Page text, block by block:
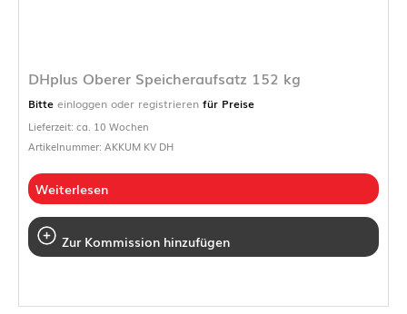
DHplus Oberer Speicheraufsatz 152 kg
Bitte einloggen oder registrieren für Preise
Lieferzeit: ca. 10 Wochen
Artikelnummer: AKKUM KV DH
Weiterlesen
Zur Kommission hinzufügen